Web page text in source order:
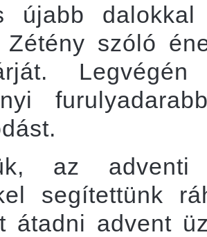
újabb
Zétény szóló
az adventi
segítettünk
átadni advent